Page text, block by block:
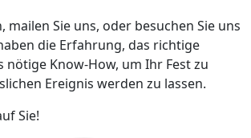
mailen Sie uns, oder besuchen Sie uns
die Erfahrung, das richtige
nötige Know-How, um Ihr Fest zu
Ereignis werden zu lassen.
Sie!